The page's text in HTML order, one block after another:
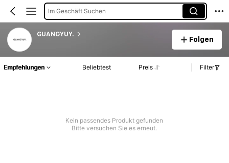
Im Geschäft Suchen
GUANGYUY.
Folgen
Empfehlungen Beliebtest Preis Filter
Kein passendes Produkt gefunden
Bitte versuchen Sie es erneut.